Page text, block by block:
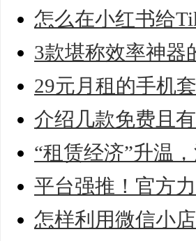
怎么在小红书给
3款堪称效率神器
29元月租的手机
介绍几款免费且
“租赁经济”升温
平台强推！官方
怎样利用微信小